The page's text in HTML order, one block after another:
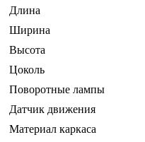
Длина
Ширина
Высота
Цоколь
Поворотные лампы
Датчик движения
Материал каркаса